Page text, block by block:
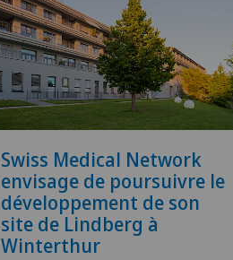
Swiss Medical Network
envisage de poursuivre le
développement de son
site de Lindberg à
Winterthur